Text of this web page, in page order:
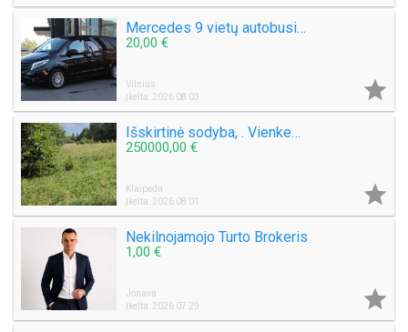
Mercedes 9 vietų autobusiuko nuoma su vairuotoju, pigiai, greitai, saugiai. Mikroautobuso Mercedes Benz Vito nuoma 8 sėdimos vietos be vairuotojo, bet kuriuo paros metu, paėmimas, nuvežimas kur tik Jums reikia Vilniuje ar visoje Lietuvoje ar užsienyje, ko
20,00 €
Vilnius
Įkelta: 2026 08 03

Išskirtinė sodyba, . Vienkemis. Apsodinta ąžuolais, beržais, spygliuočiais.
250000,00 €
Klaipėda
Įkelta: 2026 08 01

Nekilnojamojo Turto Brokeris
1,00 €
Jonava
Įkelta: 2026 07 29
